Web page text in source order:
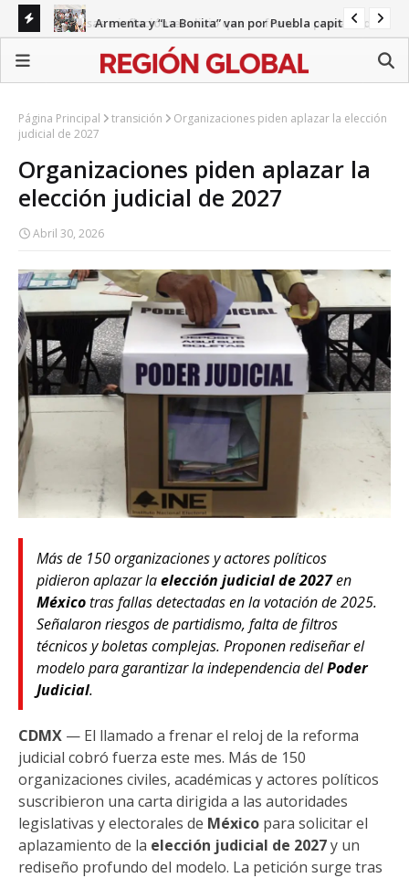
Remesas e inflación: el alivio que no frena la precariedad
Armenta y “La Bonita” van por Puebla capital
Página Principal transición
Organizaciones piden aplazar la elección
judicial de 2027
Organizaciones piden aplazar la
elección judicial de 2027
Abril 30, 2026
Más de 150 organizaciones y actores políticos
pidieron aplazar laelección judicial de 2027en
Méxicotras fallas detectadas en la votación de 2025.
Señalaron riesgos de partidismo, falta de filtros
técnicos y boletas complejas. Proponen rediseñar el
modelo para garantizar la independencia delPoder
Judicial.
CDMX — El llamado a frenar el reloj de la reforma
judicial cobró fuerza este mes. Más de 150
organizaciones civiles, académicas y actores políticos
suscribieron una carta dirigida a las autoridades
legislativas y electorales de México para solicitar el
aplazamiento de la elección judicial de 2027y un
rediseño profundo del modelo. La petición surge tras